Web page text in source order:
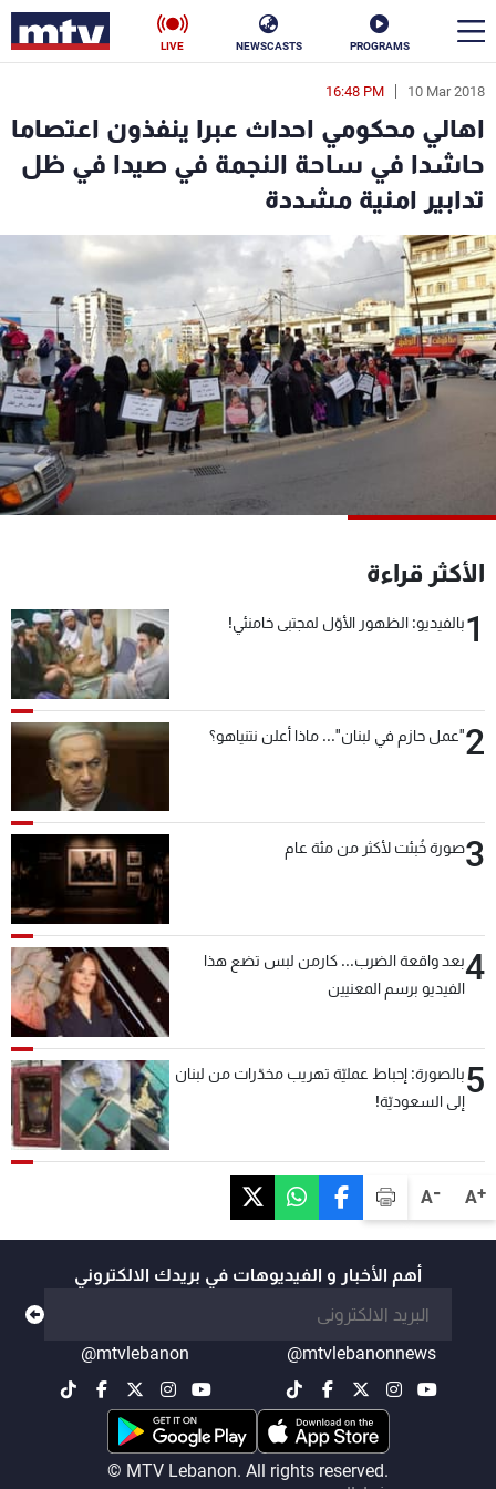
PROGRAMS
NEWSCASTS
LIVE
A+
A-
10 Mar 2018
16:48 PM
اهالي محكومي احداث عبرا ينفذون اعتصاما
حاشدا في ساحة النجمة في صيدا في ظل
تدابير امنية مشددة
الأكثر قراءة
1بالفيديو: الظهور الأوّل لمجتبى خامنئي!
2"عمل حازم في لبنان"... ماذا أعلن نتنياهو؟
3صورة خُبئت لأكثر من مئة عام
4بعد واقعة الضرب... كارمن لبس تضع هذا
الفيديو برسم المعنيين
5بالصورة: إحباط عمليّة تهريب مخدّرات من لبنان
إلى السعوديّة!
أهم الأخبار و الفيديوهات في بريدك الالكتروني
@mtvlebanonnews
@mtvlebanon
© MTV Lebanon. All rights reserved.
en
الأخبار
سياسة
إقتصاد
منوعات رياضة
كأس العالم
شاهد البرامج
عن MTV
الإنـتـاج
وظائف
شروط الإسـتخدام
سياسة الخصوصية